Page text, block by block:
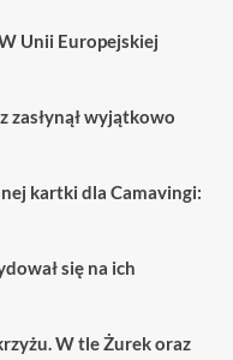
Unii Europejskiej
zasłynął wyjątkowo
kartki dla Camavingi:
się na ich
W tle Żurek oraz